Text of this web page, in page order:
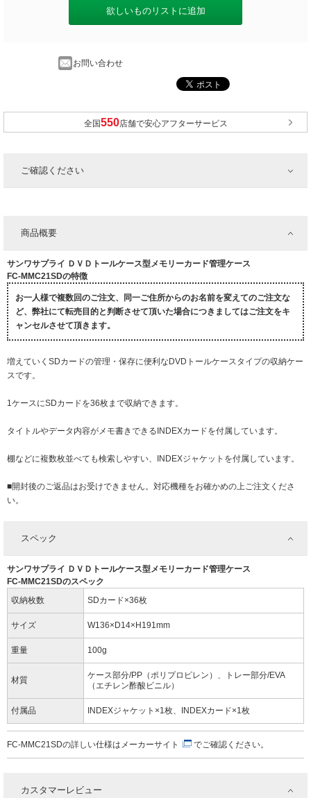
欲しいものリストに追加
お問い合わせ
全国 店舗で安心アフターサービス
ご確認ください
商品概要
サンワサプライ ＤＶＤトールケース型メモリーカード管理ケース
FC-MMC21SDの特徴
お一人様で複数回のご注文、同一ご住所からのお名前を変えてのご注文な
ど、弊社にて転売目的と判断させて頂いた場合につきましてはご注文をキ
ャンセルさせて頂きます。
増えていくSDカードの管理・保存に便利なDVDトールケースタイプの収納ケー
スです。
1ケースにSDカードを36枚まで収納できます。
タイトルやデータ内容がメモ書きできるINDEXカードを付属しています。
棚などに複数枚並べても検索しやすい、INDEXジャケットを付属しています。
■開封後のご返品はお受けできません。対応機種をお確かめの上ご注文くださ
い。
スペック
サンワサプライ ＤＶＤトールケース型メモリーカード管理ケース
FC-MMC21SDのスペック
収納枚数
SDカード×36枚
サイズ W136×D14×H191mm
重量 100g
材質
ケース部分/PP（ポリプロピレン）、トレー部分/EVA
（エチレン酢酸ビニル）
付属品 INDEXジャケット×1枚、INDEXカード×1枚
FC-MMC21SDの詳しい仕様は メーカーサイト でご確認ください。
カスタマーレビュー